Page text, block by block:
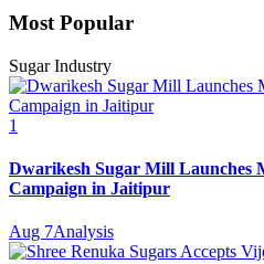
Most Popular
Sugar Industry
1
Dwarikesh Sugar Mill Launches
Campaign in Jaitipur
Aug 7Analysis